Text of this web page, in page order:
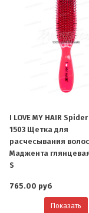
I LOVE MY HAIR
1503 Щетка для
расчесывания волос
Маджента
S
765.00 руб
Показать